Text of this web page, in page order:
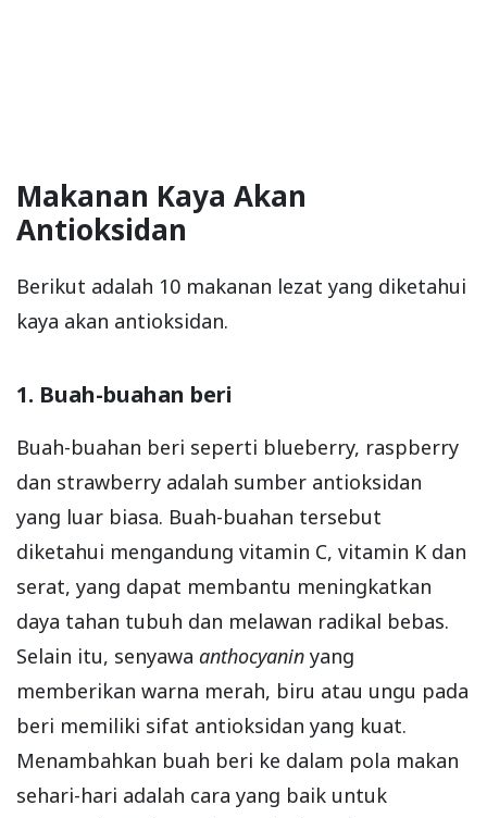
Makanan Kaya Akan
Antioksidan
Berikut adalah 10 makanan lezat yang diketahui
kaya akan antioksidan.
1. Buah-buahan beri
Buah-buahan beri seperti blueberry, raspberry
dan strawberry adalah sumber antioksidan
yang luar biasa. Buah-buahan tersebut
diketahui mengandung vitamin C, vitamin K dan
serat, yang dapat membantu meningkatkan
daya tahan tubuh dan melawan radikal bebas.
Selain itu, senyawa anthocyanin yang
memberikan warna merah, biru atau ungu pada
beri memiliki sifat antioksidan yang kuat.
Menambahkan buah beri ke dalam pola makan
sehari-hari adalah cara yang baik untuk